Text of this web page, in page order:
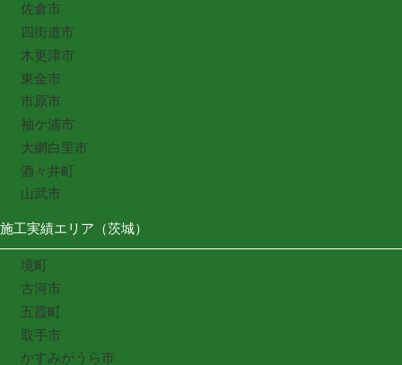
佐倉市
四街道市
木更津市
東金市
市原市
袖ケ浦市
大網白里市
酒々井町
山武市
施工実績エリア（茨城）
境町
古河市
五霞町
取手市
かすみがうら市